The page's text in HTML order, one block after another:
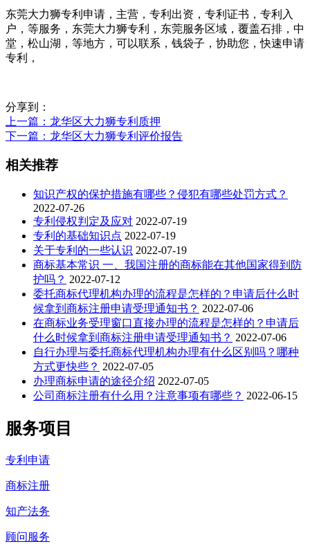
东莞大力狮专利申请，主营，专利出资，专利证书，专利入
户，等服务，东莞大力狮专利，东莞服务区域，覆盖石排，中
堂，松山湖，等地方，可以联系，钱袋子，协助您，快速申请
专利，
分享到：
上一篇 ：龙华区大力狮专利质押
下一篇 ：龙华区大力狮专利评价报告
相关推荐
知识产权的保护措施有哪些？侵犯有哪些处罚方式？
2022-07-26
专利侵权判定及应对 2022-07-19
专利的基础知识点 2022-07-19
关于专利的一些认识 2022-07-19
商标基本常识 一、我国注册的商标能在其他国家得到防
护吗？ 2022-07-12
委托商标代理机构办理的流程是怎样的？申请后什么时
候拿到商标注册申请受理通知书？ 2022-07-06
在商标业务受理窗口直接办理的流程是怎样的？申请后
什么时候拿到商标注册申请受理通知书？ 2022-07-06
自行办理与委托商标代理机构办理有什么区别吗？哪种
方式更快些？ 2022-07-05
办理商标申请的途径介绍 2022-07-05
公司商标注册有什么用？注意事项有哪些？ 2022-06-15
服务项目
专利申请
商标注册
知产法务
顾问服务